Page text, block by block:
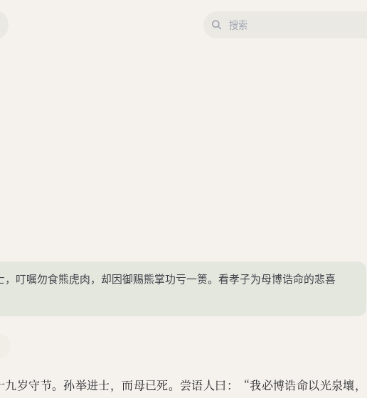
，叮嘱勿食熊虎肉，却因御赐熊掌功亏一篑。看孝子为母博诰命的悲喜
岁守节。孙举进士，而母已死。尝语人曰：“我必博诰命以光泉壤，